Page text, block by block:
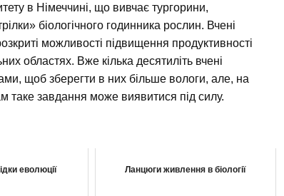
в Німеччині, що вивчає тургорини,
біологічного годинника рослин. Вчені
можливості підвищення продуктивності
областях. Вже кілька десятиліть вчені
щоб зберегти в них більше вологи, але, на
таке завдання може виявитися під силу.
еволюції Ланцюги живлення в біології